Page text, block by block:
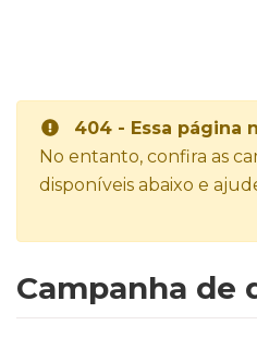
404 - Essa página
No entanto, confira as
disponíveis abaixo e
Campanha de